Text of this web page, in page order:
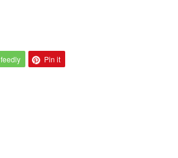
feedly Pin it